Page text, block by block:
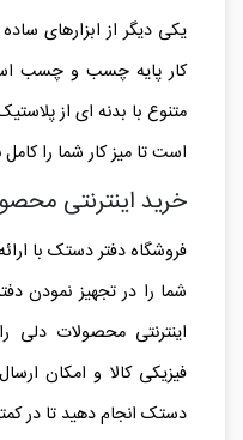
یکی دیگر از ابزارهای
کار پایه چسب و چسب
متنوع با بدنه ای از
است تا میز کار شما را کامل
خرید اینترنتی
فروشگاه دفتر دستک با
شما را در تجهیز نمودن
اینترنتی محصولات دلی
فیزیکی کالا و امکان
دستک انجام دهید تا در